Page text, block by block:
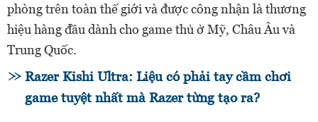
phòng trên toàn thế giới và được công nhận là thương
hiệu hàng đầu dành cho game thủ ở Mỹ, Châu Âu và
Trung Quốc.
Razer Kishi Ultra: Liệu có phải tay cầm chơi
game tuyệt nhất mà Razer từng tạo ra?